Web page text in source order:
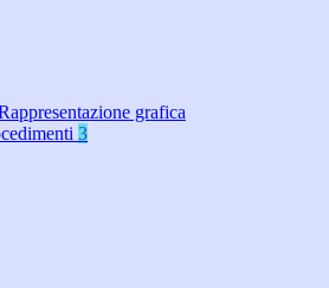
grafica
3